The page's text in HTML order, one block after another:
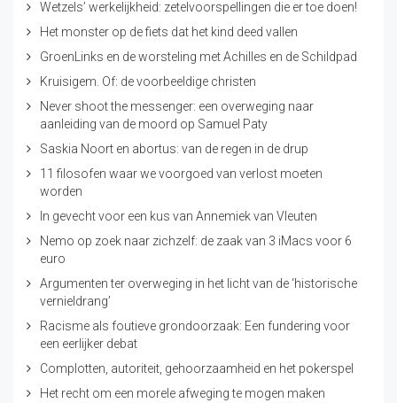
Wetzels’ werkelijkheid: zetelvoorspellingen die er toe doen!
Het monster op de fiets dat het kind deed vallen
GroenLinks en de worsteling met Achilles en de Schildpad
Kruisigem. Of: de voorbeeldige christen
Never shoot the messenger: een overweging naar
aanleiding van de moord op Samuel Paty
Saskia Noort en abortus: van de regen in de drup
11 filosofen waar we voorgoed van verlost moeten
worden
In gevecht voor een kus van Annemiek van Vleuten
Nemo op zoek naar zichzelf: de zaak van 3 iMacs voor 6
euro
Argumenten ter overweging in het licht van de ‘historische
vernieldrang’
Racisme als foutieve grondoorzaak: Een fundering voor
een eerlijker debat
Complotten, autoriteit, gehoorzaamheid en het pokerspel
Het recht om een morele afweging te mogen maken